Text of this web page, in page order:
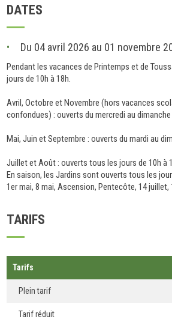
DATES
Du 04 avril 2026 au 01 novembre
Pendant les vacances de Printemps et de
jours de 10h à 18h.
Avril, Octobre et Novembre (hors vacances
confondues) : ouverts du mercredi au dimanche
Mai, Juin et Septembre : ouverts du mardi au
Juillet et Août : ouverts tous les jours de 10h à
En saison, les Jardins sont ouverts tous les
1er mai, 8 mai, Ascension, Pentecôte, 14 juillet,
TARIFS
Tarifs
Plein tarif
Tarif réduit